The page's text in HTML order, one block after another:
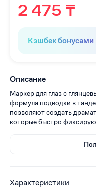
2 475 ₸
Кэшбек бонусами
Описание
Маркер для глаз с
формула подводки в
позволяют создать
которые быстро
Характеристики